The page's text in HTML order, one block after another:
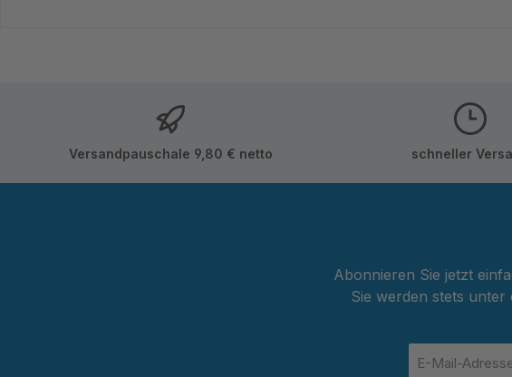
Versandpauschale 9,80 € netto schneller
Abonnieren Sie jetzt
Sie werden stets
Mail-